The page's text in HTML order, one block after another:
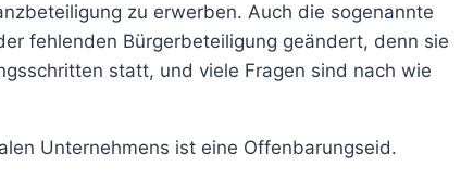
zu erwerben. Auch die sogenannte
fehlenden Bürgerbeteiligung geändert, denn sie
statt, und viele Fragen sind nach wie
Unternehmens ist eine Offenbarungseid.